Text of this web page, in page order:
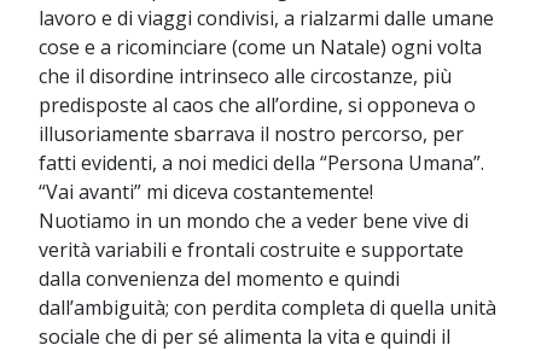
lavoro e di viaggi condivisi, a rialzarmi dalle umane
cose e a ricominciare (come un Natale) ogni volta
che il disordine intrinseco alle circostanze, più
predisposte al caos che all’ordine, si opponeva o
illusoriamente sbarrava il nostro percorso, per
fatti evidenti, a noi medici della “Persona Umana”.
“Vai avanti” mi diceva costantemente!
Nuotiamo in un mondo che a veder bene vive di
verità variabili e frontali costruite e supportate
dalla convenienza del momento e quindi
dall’ambiguità; con perdita completa di quella unità
sociale che di per sé alimenta la vita e quindi il